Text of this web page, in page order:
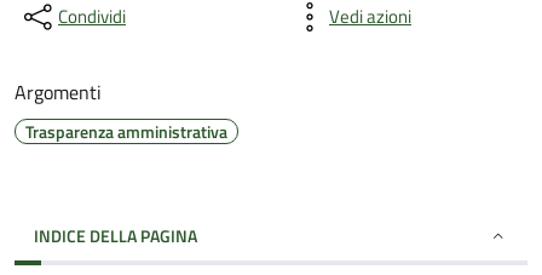
Condividi Vedi azioni
Argomenti
Trasparenza amministrativa
INDICE DELLA PAGINA